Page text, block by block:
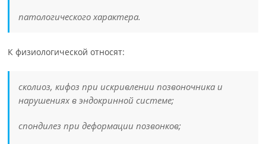
патологического характера.
К физиологической относят:
сколиоз, кифоз при искривлении позвоночника и
нарушениях в эндокринной системе;
спондилез при деформации позвонков;